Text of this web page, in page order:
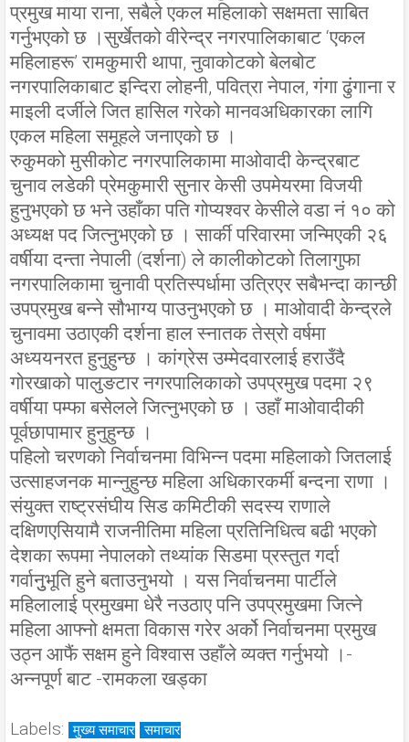
प्रमुख माया राना, सबैले एकल महिलाको सक्षमता साबित
गर्नुभएको छ ।सुर्खेतको वीरेन्द्र नगरपालिकाबाट ‘एकल
महिलाहरू’ रामकुमारी थापा, नुवाकोटको बेलबोट
नगरपालिकाबाट इन्दिरा लोहनी, पवित्रा नेपाल, गंगा ढुंगाना र
माइली दर्जीले जित हासिल गरेको मानवअधिकारका लागि
एकल महिला समूहले जनाएको छ ।
रुकुमको मुसीकोट नगरपालिकामा माओवादी केन्द्रबाट
चुनाव लडेकी प्रेमकुमारी सुनार केसी उपमेयरमा विजयी
हुनुभएको छ भने उहाँका पति गोप्यश्वर केसीले वडा नं १० को
अध्यक्ष पद जित्नुभएको छ । सार्की परिवारमा जन्मिएकी २६
वर्षीया दन्ता नेपाली (दर्शना) ले कालीकोटको तिलागुफा
नगरपालिकामा चुनावी प्रतिस्पर्धामा उत्रिएर सबैभन्दा कान्छी
उपप्रमुख बन्ने सौभाग्य पाउनुभएको छ । माओवादी केन्द्रले
चुनावमा उठाएकी दर्शना हाल स्नातक तेस्रो वर्षमा
अध्ययनरत हुनुहुन्छ । कांग्रेस उम्मेदवारलाई हराउँदै
गोरखाको पालुङटार नगरपालिकाको उपप्रमुख पदमा २९
वर्षीया पम्फा बसेलले जित्नुभएको छ । उहाँ माओवादीकी
पूर्वछापामार हुनुहुन्छ ।
पहिलो चरणको निर्वाचनमा विभिन्न पदमा महिलाको जितलाई
उत्साहजनक मान्नुहुन्छ महिला अधिकारकर्मी बन्दना राणा ।
संयुक्त राष्ट्रसंघीय सिड कमिटीकी सदस्य राणाले
दक्षिणएसियामै राजनीतिमा महिला प्रतिनिधित्व बढी भएको
देशका रूपमा नेपालको तथ्यांक सिडमा प्रस्तुत गर्दा
गर्वानुुभूति हुने बताउनुभयो । यस निर्वाचनमा पार्टीले
महिलालाई प्रमुखमा धेरै नउठाए पनि उपप्रमुखमा जित्ने
महिला आफ्नो क्षमता विकास गरेर अर्को निर्वाचनमा प्रमुख
उठ्न आफैं सक्षम हुने विश्वास उहाँले व्यक्त गर्नुभयो ।-
अन्नपूर्ण बाट -रामकला खड्का
Labels: मुख्य समाचार समाचार